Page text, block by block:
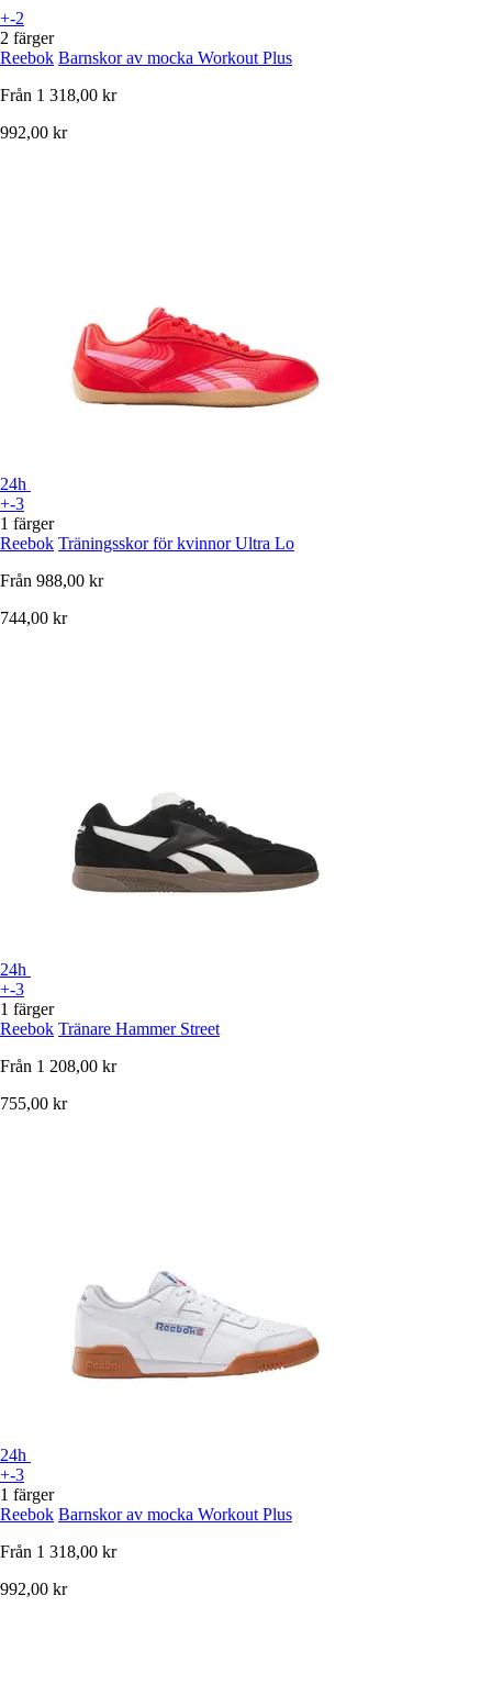
+-2
2 färger
Reebok Barnskor av mocka Workout Plus
Från 1 318,00 kr
992,00 kr
24h
+-3
1 färger
Reebok Träningsskor för kvinnor Ultra Lo
Från 988,00 kr
744,00 kr
24h
+-3
1 färger
Reebok Tränare Hammer Street
Från 1 208,00 kr
755,00 kr
24h
+-3
1 färger
Reebok Barnskor av mocka Workout Plus
Från 1 318,00 kr
992,00 kr